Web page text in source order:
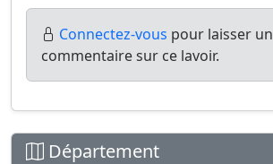
Connectez-vous pour laisser un
commentaire sur ce lavoir.
Département